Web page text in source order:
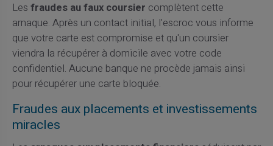
Les fraudes au faux coursier complètent cette
arnaque. Après un contact initial, l'escroc vous informe
que votre carte est compromise et qu'un coursier
viendra la récupérer à domicile avec votre code
confidentiel. Aucune banque ne procède jamais ainsi
pour récupérer une carte bloquée.
Fraudes aux placements et investissements
miracles